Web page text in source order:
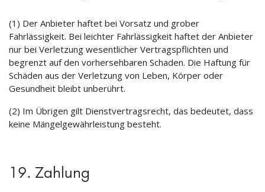
(1) Der Anbieter haftet bei Vorsatz und grober
Fahrlässigkeit. Bei leichter Fahrlässigkeit haftet der Anbieter
nur bei Verletzung wesentlicher Vertragspflichten und
begrenzt auf den vorhersehbaren Schaden. Die Haftung für
Schäden aus der Verletzung von Leben, Körper oder
Gesundheit bleibt unberührt.
(2) Im Übrigen gilt Dienstvertragsrecht, das bedeutet, dass
keine Mängelgewährleistung besteht.
19. Zahlung